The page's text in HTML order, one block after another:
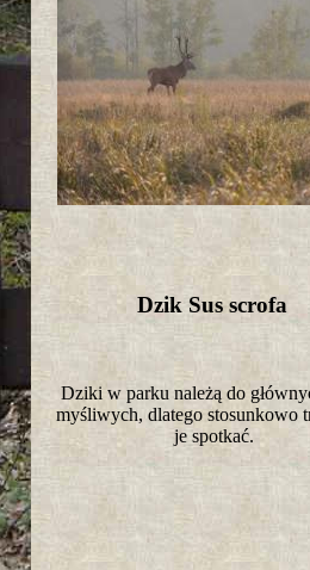
Dzik Sus scrofa
Dziki w parku należą do
myśliwych, dlatego stosunkowo
je spotkać.